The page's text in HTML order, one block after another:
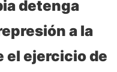
detenga
a la
el ejercicio de